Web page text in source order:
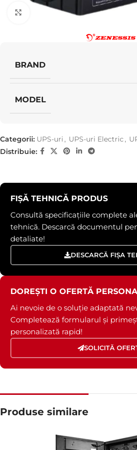
Click pentru a mări
BRAND
MODEL
Categorii: UPS-uri , UPS-uri Electric ,
Distribuie:
FIȘĂ TEHNICĂ PRODUS
Consultă specificațiile complete
tehnică. Descarcă documentul
detaliate!
DESCARCĂ FIȘA
DOREȘTI O OFERTĂ
Ai nevoie de o soluție adaptată
Completează formularul și
personalizată rapid!
SOLICITĂ
Produse similare